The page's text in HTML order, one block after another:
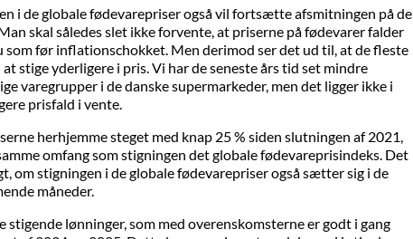
i de globale fødevarepriser også vil fortsætte afsmitningen på de
skal således slet ikke forvente, at priserne på fødevarer falder
som før inflationschokket. Men derimod ser det ud til, at de fleste
stige yderligere i pris. Vi har de seneste års tid set mindre
varegrupper i de danske supermarkeder, men det ligger ikke i
prisfald i vente.
herhjemme steget med knap 25 % siden slutningen af 2021,
omfang som stigningen det globale fødevareprisindeks. Det
om stigningen i de globale fødevarepriser også sætter sig i de
måneder.
stigende lønninger, som med overenskomsterne er godt i gang